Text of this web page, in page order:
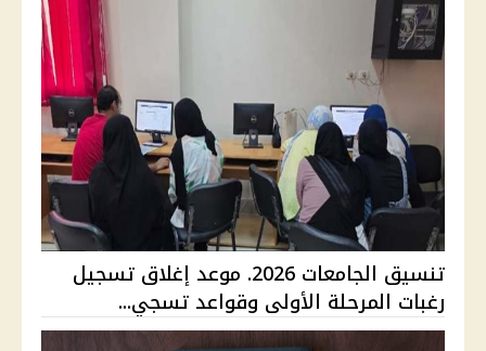
تنسيق الجامعات 2026. موعد إغلاق تسجيل
رغبات المرحلة الأولى وقواعد تسجي...